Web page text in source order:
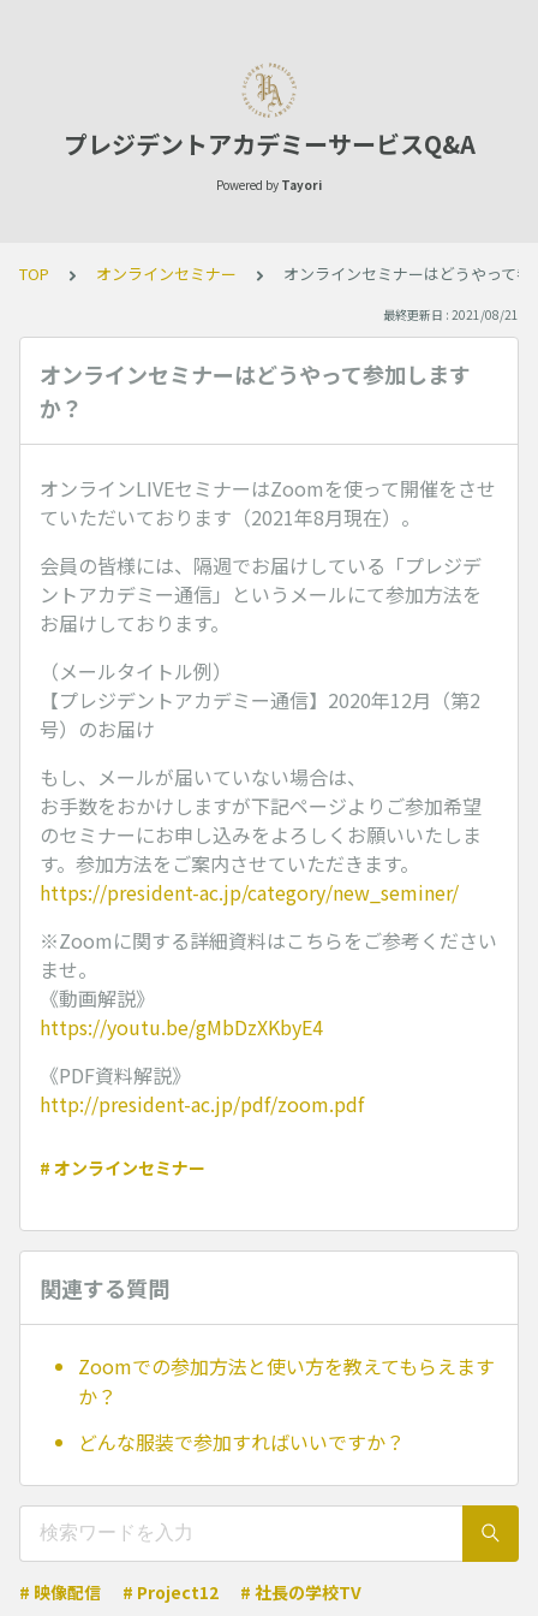
プレジデントアカデミーサービスQ&A
Powered by Tayori
TOP オンラインセミナー オンラインセミナーはどうやって
最終更新日 : 2021/08/21
オンラインセミナーはどうやって参加します
か？
オンラインLIVEセミナーはZoomを使って開催をさせ
ていただいております（2021年8月現在）。
会員の皆様には、隔週でお届けしている「プレジデ
ントアカデミー通信」というメールにて参加方法を
お届けしております。
（メールタイトル例）
【プレジデントアカデミー通信】2020年12月（第2
号）のお届け
もし、メールが届いていない場合は、
お手数をおかけしますが下記ページよりご参加希望
のセミナーにお申し込みをよろしくお願いいたしま
す。参加方法をご案内させていただきます。
https://president-ac.jp/category/new_seminer/
※Zoomに関する詳細資料はこちらをご参考ください
ませ。
《動画解説》
https://youtu.be/gMbDzXKbyE4
《PDF資料解説》
http://president-ac.jp/pdf/zoom.pdf
# オンラインセミナー
関連する質問
Zoomでの参加方法と使い方を教えてもらえます
か？
どんな服装で参加すればいいですか？
# 映像配信 # Project12 # 社長の学校TV